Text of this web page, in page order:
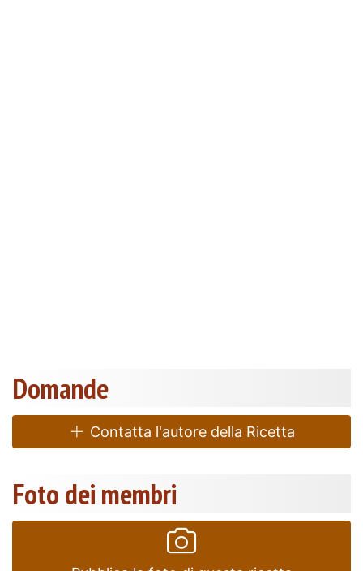
Domande
Contatta l'autore della Ricetta
Foto dei membri